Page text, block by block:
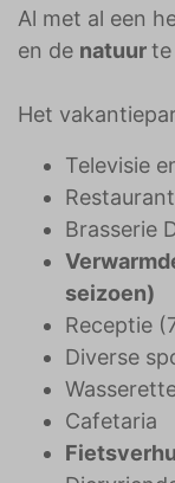
Al met al een
en de natuurte
Het
Televisie
Brasserie
seizoen)
Receptie
Diverse
Cafetaria